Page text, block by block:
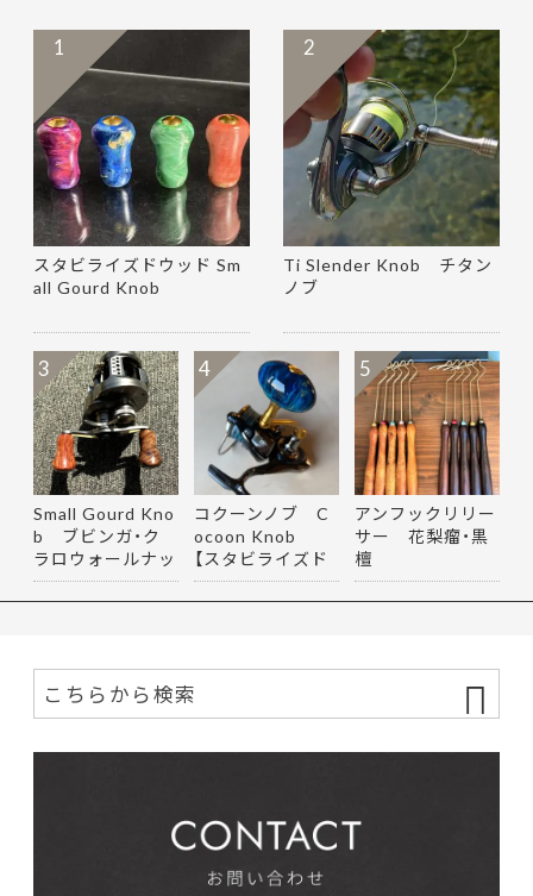
スタビライズドウッド Sm
all Gourd Knob
1
Ti Slender Knob チタン
ノブ
2
Small Gourd Kno
b ブビンガ・ク
ラロウォールナッ
ト
3
コクーンノブ C
ocoon Knob
【スタビライズド
ウッド】
4
アンフックリリー
サー 花梨瘤・黒
檀
5